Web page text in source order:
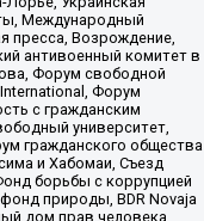
Международный
пресса, Возрождение,
антивоенный комитет в
Форум свободной
Форум
с гражданским
университет,
гражданского общества
и Хабомаи, Съезд
борьбы с коррупцией
природы, BDR Novaja
дом прав человека